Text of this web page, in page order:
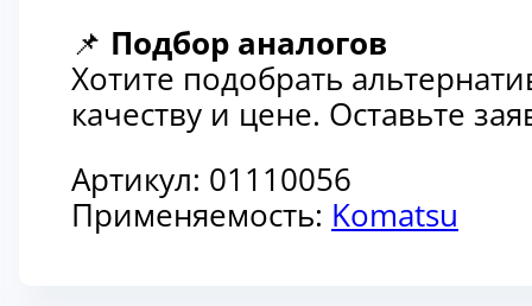
📌 Подбор аналогов
Хотите подобрать
качеству и цене. Оставьте
Артикул: 01110056
Применяемость: Komatsu